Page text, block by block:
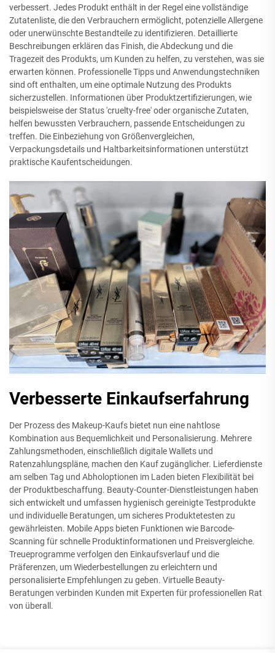
verbessert. Jedes Produkt enthält in der Regel eine vollständige
Zutatenliste, die den Verbrauchern ermöglicht, potenzielle Allergene
oder unerwünschte Bestandteile zu identifizieren. Detaillierte
Beschreibungen erklären das Finish, die Abdeckung und die
Tragezeit des Produkts, um Kunden zu helfen, zu verstehen, was sie
erwarten können. Professionelle Tipps und Anwendungstechniken
sind oft enthalten, um eine optimale Nutzung des Produkts
sicherzustellen. Informationen über Produktzertifizierungen, wie
beispielsweise der Status 'cruelty-free' oder organische Zutaten,
helfen bewussten Verbrauchern, passende Entscheidungen zu
treffen. Die Einbeziehung von Größenvergleichen,
Verpackungsdetails und Haltbarkeitsinformationen unterstützt
praktische Kaufentscheidungen.
Verbesserte Einkaufserfahrung
Der Prozess des Makeup-Kaufs bietet nun eine nahtlose
Kombination aus Bequemlichkeit und Personalisierung. Mehrere
Zahlungsmethoden, einschließlich digitale Wallets und
Ratenzahlungspläne, machen den Kauf zugänglicher. Lieferdienste
am selben Tag und Abholoptionen im Laden bieten Flexibilität bei
der Produktbeschaffung. Beauty-Counter-Dienstleistungen haben
sich entwickelt und umfassen hygienisch gereinigte Testprodukte
und individuelle Beratungen, um sicheres Produktetesten zu
gewährleisten. Mobile Apps bieten Funktionen wie Barcode-
Scanning für schnelle Produktinformationen und Preisvergleiche.
Treueprogramme verfolgen den Einkaufsverlauf und die
Präferenzen, um Wiederbestellungen zu erleichtern und
personalisierte Empfehlungen zu geben. Virtuelle Beauty-
Beratungen verbinden Kunden mit Experten für professionellen Rat
von überall.